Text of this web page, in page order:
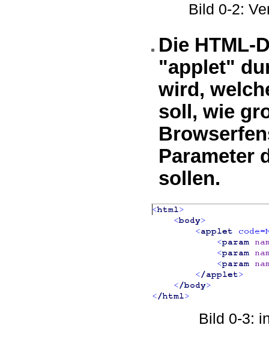
Bild 0-2:
Die HTML-
"applet"
wird,
soll, wie
Parameter
sollen.
Bild 0-3: